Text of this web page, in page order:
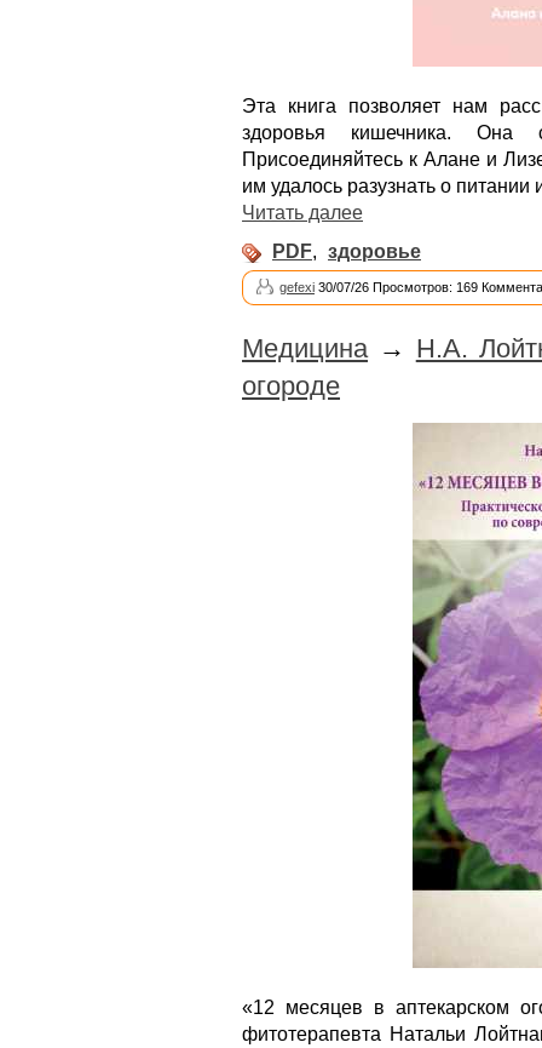
Эта книга позволяет нам
здоровья кишечника. Она
Присоединяйтесь к Алане и
им удалось разузнать о
Читать далее
PDF, здоровье
gefexi 30/07/26 Просмотров: 169
Медицина → Н.А.
огороде
«12 месяцев в аптекарском
фитотерапевта Натальи